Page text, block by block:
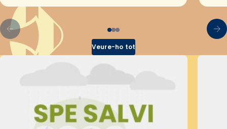
Veure-ho tot